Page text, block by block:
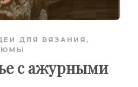
ДЛЯ ВЯЗАНИЯ ,
с ажурными